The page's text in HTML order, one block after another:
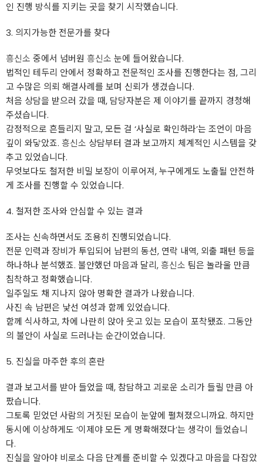
인 진행 방식를 지키는 곳을 찾기 시작했습니다.
3. 의지가능한 전문가를 찾다
흥신소 중에서 넘버원 흥신소 눈에 들어왔습니다.
법적인 테두리 안에서 정확하고 전문적인 조사를 진행한다는 점, 그리
고 수많은 의뢰 해결사례를 보며 신뢰가 생겼습니다.
처음 상담을 받으러 갔을 때, 담당자분은 제 이야기를 끝까지 경청해
주셨습니다.
감정적으로 흔들리지 말고, 모든 걸 ‘사실로 확인하라’는 조언이 마음
깊이 와닿았죠. 흥신소 상담부터 결과 보고까지 체계적인 시스템을 갖
추고 있었습니다.
무엇보다도 철저한 비밀 보장이 이루어져, 누구에게도 노출될 안전하
게 조사를 진행할 수 있었습니다.
4. 철저한 조사와 안심할 수 있는 결과
조사는 신속하면서도 조용히 진행되었습니다.
전문 인력과 장비가 투입되어 남편의 동선, 연락 내역, 외출 패턴 등을
하나하나 분석했죠. 불안했던 마음과 달리,흥신소 팀은 놀라울 만큼
침착하고 정확했습니다.
일주일도 채 지나지 않아 명확한 결과가 나왔습니다.
사진 속 남편은 낯선 여성과 함께 있었습니다.
함께 식사하고, 차에 나란히 앉아 웃고 있는 모습이 포착됐죠. 그동안
의 불안이 사실로 드러나는 순간이었습니다.
5. 진실을 마주한 후의 혼란
결과 보고서를 받아 들었을 때, 참담하고 괴로운 소리가 들릴 만큼 아
팠습니다.
그토록 믿었던 사람의 거짓된 모습이 눈앞에 펼쳐졌으니까요. 하지만
동시에 이상하게도 ‘이제야 모든 게 명확해졌다’는 생각이 들었습니
다.
진실을 알아야 비로소 다음 단계를 준비할 수 있겠다고 마음을 다잡았